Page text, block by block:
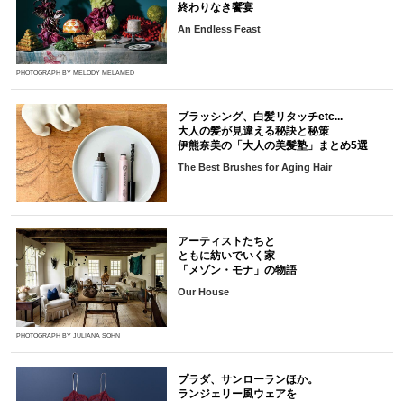
PHOTOGRAPH BY MELODY MELAMED
終わりなき饗宴
An Endless Feast
ブラッシング、白髪リタッチetc...
大人の髪が見違える秘訣と秘策
伊熊奈美の「大人の美髪塾」まとめ5選
The Best Brushes for Aging Hair
PHOTOGRAPH BY JULIANA SOHN
アーティストたちと
ともに紡いでいく家
「メゾン・モナ」の物語
Our House
プラダ、サンローランほか。
ランジェリー風ウェアを